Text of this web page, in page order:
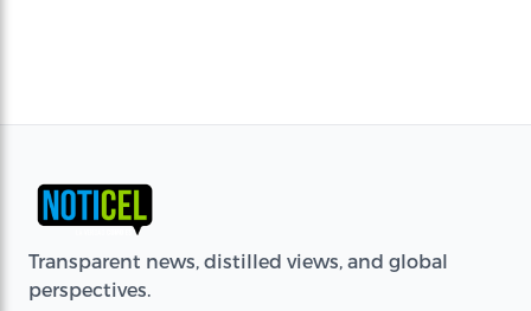
Transparent news, distilled views, and global
perspectives.